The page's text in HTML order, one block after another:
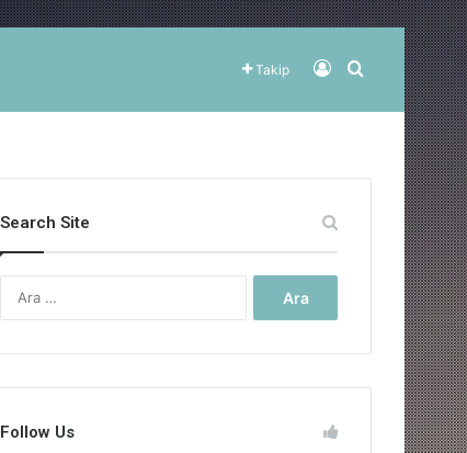
Takip Kayıt OlArama yap
Search Site
Follow Us